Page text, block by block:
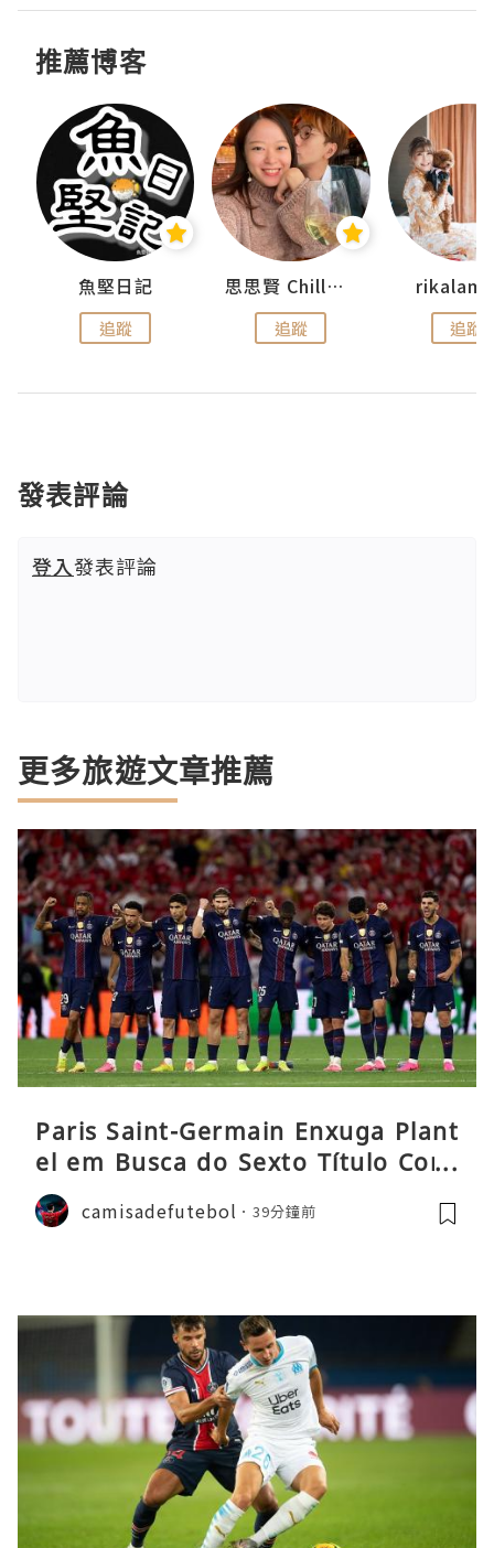
推薦博客
魚堅日記
追蹤
思思賢 ChillMyBabe
追蹤 追蹤
發表評論
登入發表評論
更多旅遊文章推薦
Paris Saint-Germain Enxuga Plant
el em Busca do Sexto Título Cons
ecutivo da Liga
camisadefutebol 39分鐘前